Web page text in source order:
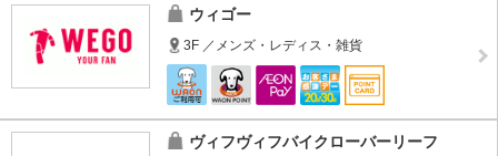
ウィゴー
3F ／メンズ・レディス・雑貨
ヴィフヴィフバイクローバーリーフ